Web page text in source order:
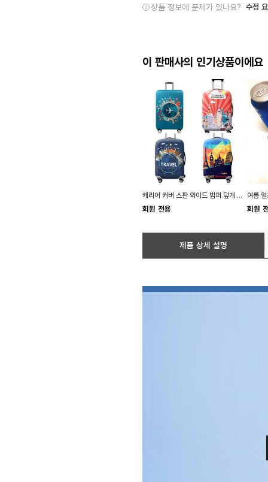
상품 정보에 문제가 있나요? 수정
이 판매사의 인기상품이에요
캐리어 커버 스판 와이드 범퍼 덮개 스크래치방지
회원 전용
여름
회원
제품 상세 설명